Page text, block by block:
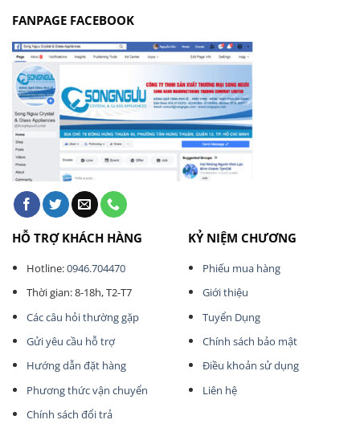
FANPAGE FACEBOOK
HỖ TRỢ KHÁCH HÀNG
Hotline:0946.704470
Thời gian: 8-18h, T2-T7
Các câu hỏi thường gặp
Gửi yêu cầu hỗ trợ
Hướng dẫn đặt hàng
Phương thức vận chuyển
Chính sách đổi trả
KỶ NIỆM CHƯƠNG
Phiếu mua hàng
Giới thiệu
Tuyển Dụng
Chính sách bảo mật
Điều khoản sử dụng
Liên hệ